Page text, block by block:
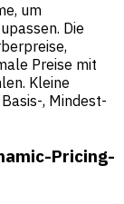
um
Die
Preise mit
Kleine
, Mindest-
Pricing-